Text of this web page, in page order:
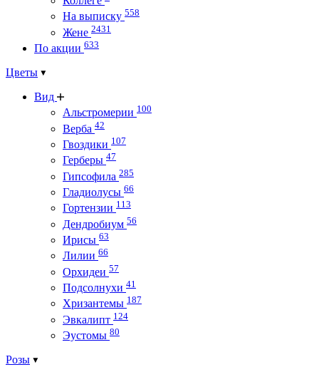
На выписку 558
Жене 2431
По акции 633
Цветы
Вид
Альстромерии 100
Верба 42
Гвоздики 107
Герберы 47
Гипсофила 285
Гладиолусы 66
Гортензии 113
Дендробиум 56
Ирисы 63
Лилии 66
Орхидеи 57
Подсолнухи 41
Хризантемы 187
Эвкалипт 124
Эустомы 80
Розы